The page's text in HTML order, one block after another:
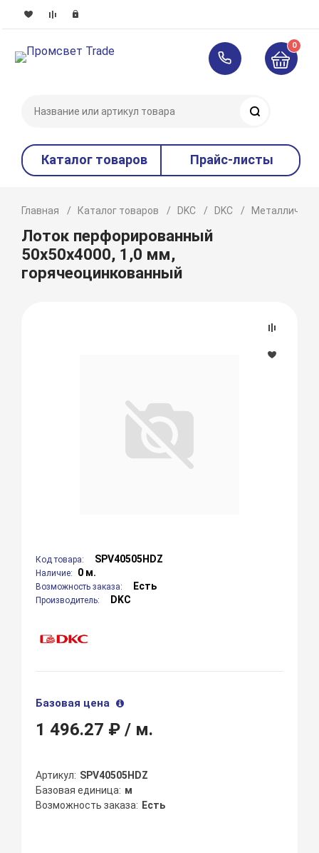
0
Каталог товаров Прайс-листы
Главная Каталог товаров DKC DKC
Лоток перфорированный
50x50х4000, 1,0 мм,
горячеоцинкованный
Код товара: SPV40505HDZ
Наличие: 0 м.
Возможность заказа: Есть
Производитель: DKC
Базовая цена
1 496.27 ₽/ м.
Артикул
SPV40505HDZ
Базовая единица м
Возможность заказа
Есть